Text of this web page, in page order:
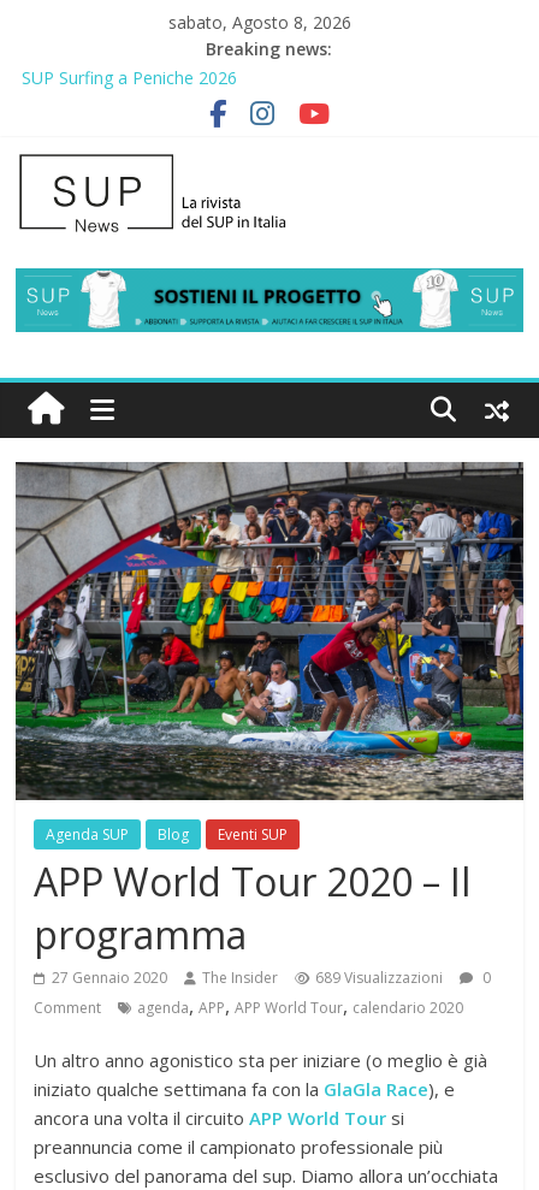
sabato, Agosto 8, 2026
Breaking news:
2° Urban Sup Trophy: la regata solidale per lo IOR
SUP Surfing a Peniche 2026
AirSUP a Gallico: prima storica gara per Reggio Calabria
Gallico Paddle Fest 2026: sul lungomare di Gallico torna la festa
del SUP
Porto Selvaggio, a lezione di soccorso con la giornata della
prevenzione
Agenda SUP Blog Eventi SUP
APP World Tour 2020 – Il
programma
27 Gennaio 2020 The Insider 689 Visualizzazioni
0
Comment
agenda,APP,APP World Tour, calendario 2020
Un altro anno agonistico sta per iniziare (o meglio è già
iniziato qualche settimana fa con la GlaGla Race), e
ancora una volta il circuitoAPP World Tour si
preannuncia come il campionato professionale più
esclusivo del panorama del sup. Diamo allora un’occhiata